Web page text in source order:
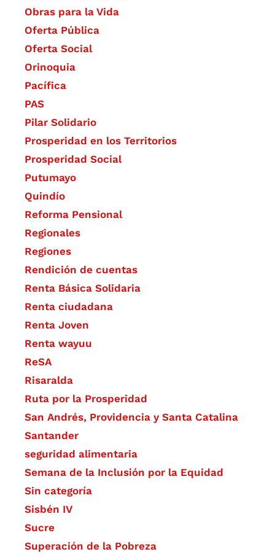
Obras para la Vida
Oferta Pública
Oferta Social​​
Orinoquia
Pacífica
PAS
Pilar Solidario
Prosperidad en los Territorios
Prosperidad Social
Putumayo
Quindío
Reforma Pensional
Regionales
Regiones
Rendición de cuentas
Renta Básica Solidaria
Renta ciudadana
Renta Joven
Renta wayuu
ReSA
Risaralda
Ruta por la Prosperidad
San Andrés, Providencia y Santa Catalina
Santander
seguridad alimentaria
Semana de la Inclusión por la Equidad
Sin categoría
Sisbén IV
Sucre
Superación de la Pobreza